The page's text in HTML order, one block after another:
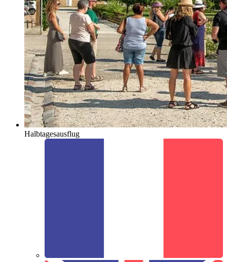
Halbtagesausflug